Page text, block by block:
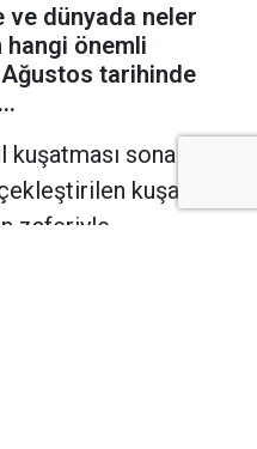
ve dünyada neler
hangi önemli
tarihinde
sona erdi.
kuşatma,
zaferiyle